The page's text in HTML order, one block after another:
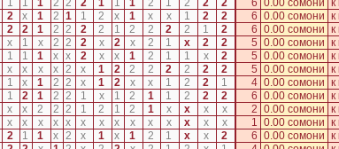
1 1 1 2 2 2 1 1 1 2 1 2 2 2 6 0.00 сомони к
2 x 1 2 1 1 2 x 1 x x 1 2 2 6 0.00 сомони к
2 2 1 2 2 2 2 1 2 2 2 2 1 2 6 0.00 сомони к
x 1 x 2 2 2 x 2 x 2 1 x 2 2 5 0.00 сомони к
1 1 1 x x 2 x x 1 2 1 1 x 2 5 0.00 сомони к
x x x x 2 x 1 2 2 2 2 2 2 2 5 0.00 сомони к
1 x 1 2 2 x 1 2 x x 1 2 2 1 4 0.00 сомони к
1 2 1 2 2 1 x 1 2 1 1 2 2 2 6 0.00 сомони к
x x 2 2 2 1 2 1 2 1 x x x x 2 0.00 сомони к
x x x x x x x x x x x x x x 1 0.00 сомони к
2 1 1 x 2 x 1 x 1 2 1 x x 2 6 0.00 сомони к